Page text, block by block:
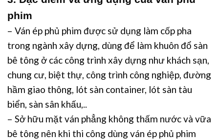
phim
– Ván ép phủ phim được sử dụng làm cốp pha
trong ngành xây dựng, dùng để làm khuôn đổ sàn
bê tông ở các công trình xây dựng như khách sạn,
chung cư, biệt thự, công trình công nghiệp, đường
hầm giao thông, lót sàn container, lót sàn tàu
biển, sàn sân khấu,..
– Sở hữu mặt ván phẳng không thấm nước và vữa
bê tông nên khi thi công dùng ván ép phủ phim